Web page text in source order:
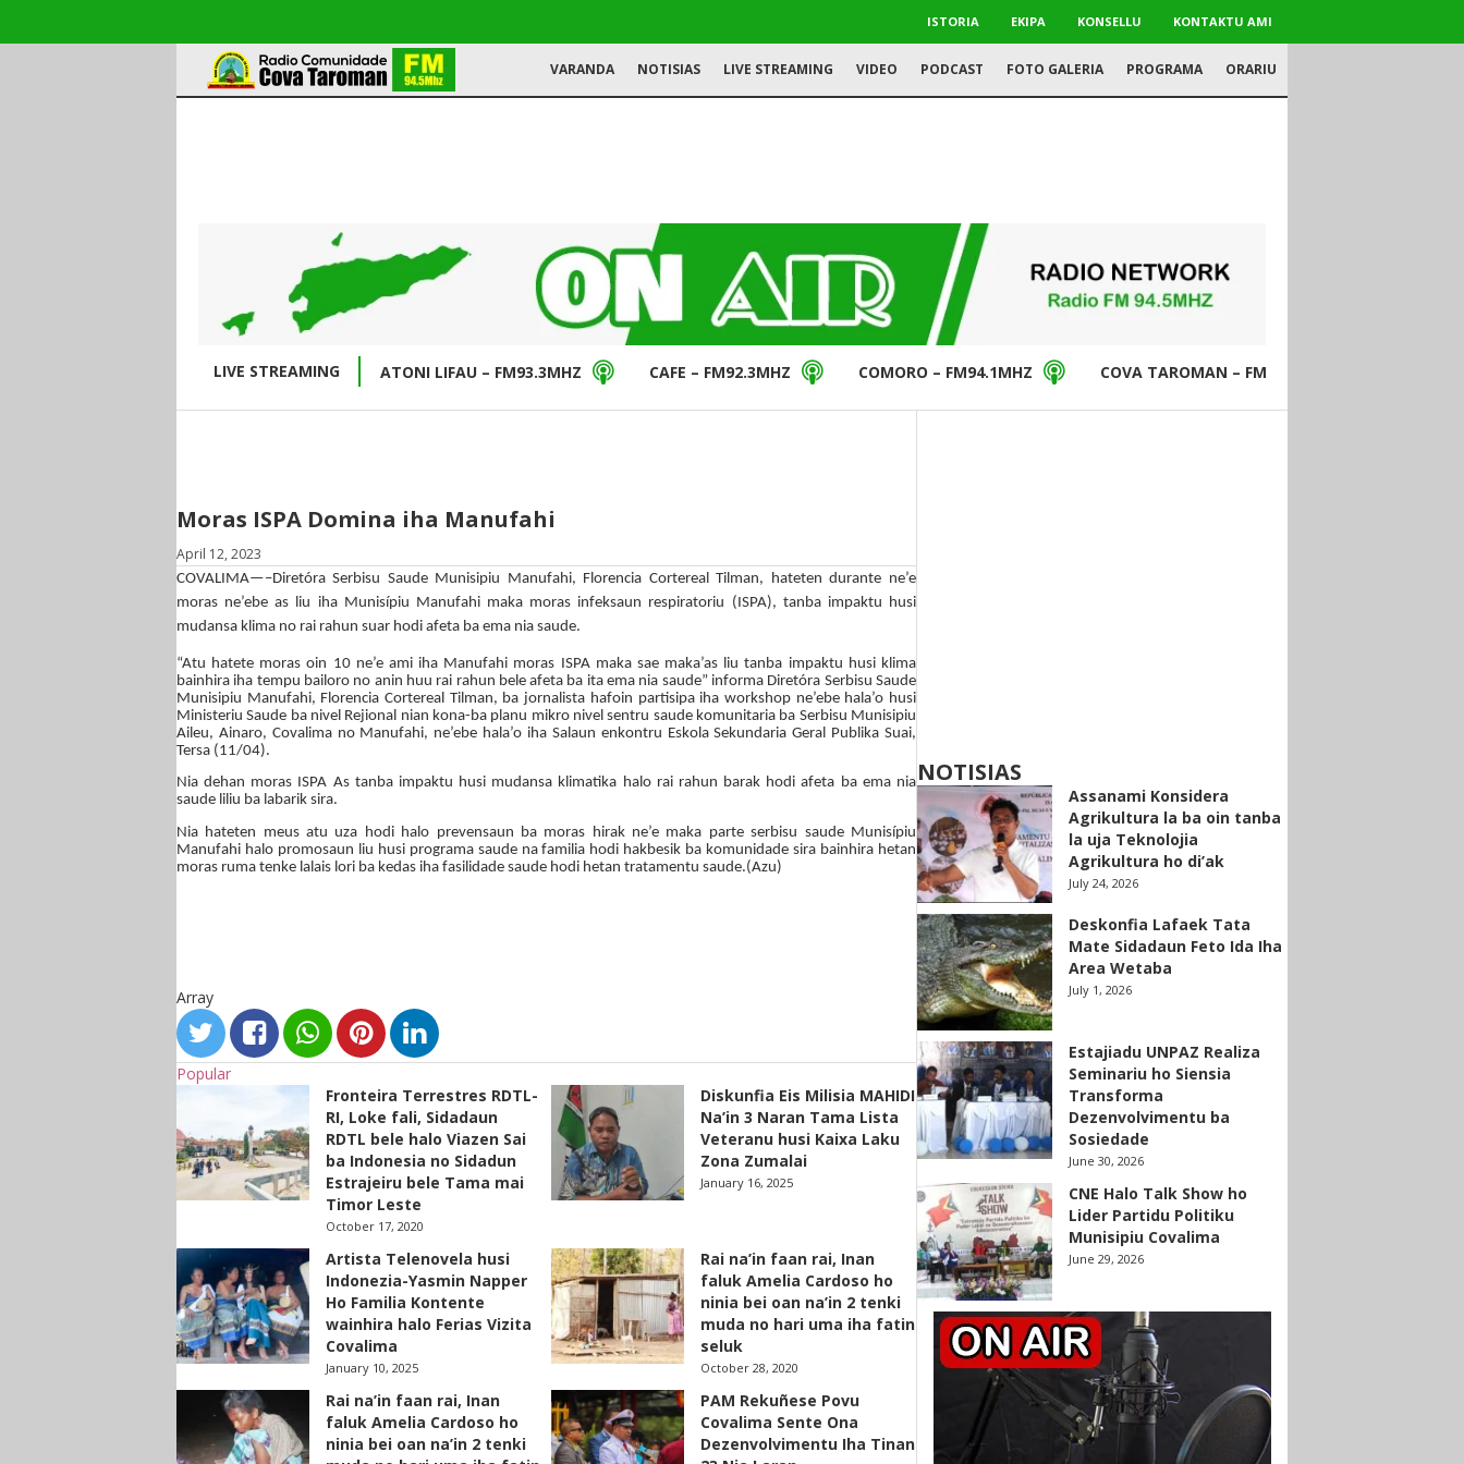
ISTORIA EKIPA KONSELLU KONTAKTU AMI
VARANDA NOTISIAS LIVE STREAMING VIDEO PODCAST FOTO GALERIA PROGRAMA ORARIU
LIVE STREAMING ATONI LIFAU – FM93.3MHZ CAFE – FM92.3MHZ COMORO – FM94.1MHZ COVA TAROMAN – FM94.5MHZ
Moras ISPA Domina iha Manufahi
April 12, 2023
COVALIMA—–Diretóra Serbisu Saude Munisipiu Manufahi, Florencia Cortereal Tilman, hateten durante ne’e
moras ne’ebe as liu iha Munisípiu Manufahi maka moras infeksaun respiratoriu (ISPA), tanba impaktu husi
mudansa klima no rai rahun suar hodi afeta ba ema nia saude.
“Atu hatete moras oin 10 ne’e ami iha Manufahi moras ISPA maka sae maka’as liu tanba impaktu husi klima
bainhira iha tempu bailoro no anin huu rai rahun bele afeta ba ita ema nia saude” informa Diretóra Serbisu Saude
Munisipiu Manufahi, Florencia Cortereal Tilman, ba jornalista hafoin partisipa iha workshop ne’ebe hala’o husi
Ministeriu Saude ba nivel Rejional nian kona-ba planu mikro nivel sentru saude komunitaria ba Serbisu Munisipiu
Aileu, Ainaro, Covalima no Manufahi, ne’ebe hala’o iha Salaun enkontru Eskola Sekundaria Geral Publika Suai,
Tersa (11/04).
Nia dehan moras ISPA As tanba impaktu husi mudansa klimatika halo rai rahun barak hodi afeta ba ema nia
saude liliu ba labarik sira.
Nia hateten meus atu uza hodi halo prevensaun ba moras hirak ne’e maka parte serbisu saude Munisípiu
Manufahi halo promosaun liu husi programa saude na familia hodi hakbesik ba komunidade sira bainhira hetan
moras ruma tenke lalais lori ba kedas iha fasilidade saude hodi hetan tratamentu saude.(Azu)
Array
Popular
Fronteira Terrestres RDTL-
RI, Loke fali, Sidadaun
RDTL bele halo Viazen Sai
ba Indonesia no Sidadun
Estrajeiru bele Tama mai
Timor Leste
October 17, 2020
Diskunfia Eis Milisia MAHIDI
Na’in 3 Naran Tama Lista
Veteranu husi Kaixa Laku
Zona Zumalai
January 16, 2025
Artista Telenovela husi
Indonezia-Yasmin Napper
Ho Familia Kontente
wainhira halo Ferias Vizita
Covalima
January 10, 2025
Rai na’in faan rai, Inan
faluk Amelia Cardoso ho
ninia bei oan na’in 2 tenki
muda no hari uma iha fatin
seluk
October 28, 2020
Rai na’in faan rai, Inan
faluk Amelia Cardoso ho
ninia bei oan na’in 2 tenki
PAM Rekuñese Povu
Covalima Sente Ona
Dezenvolvimentu Iha Tinan
NOTISIAS
Assanami Konsidera
Agrikultura la ba oin tanba
la uja Teknolojia
Agrikultura ho di’ak
July 24, 2026
Deskonfia Lafaek Tata
Mate Sidadaun Feto Ida Iha
Area Wetaba
July 1, 2026
Estajiadu UNPAZ Realiza
Seminariu ho Siensia
Transforma
Dezenvolvimentu ba
Sosiedade
June 30, 2026
CNE Halo Talk Show ho
Lider Partidu Politiku
Munisipiu Covalima
June 29, 2026